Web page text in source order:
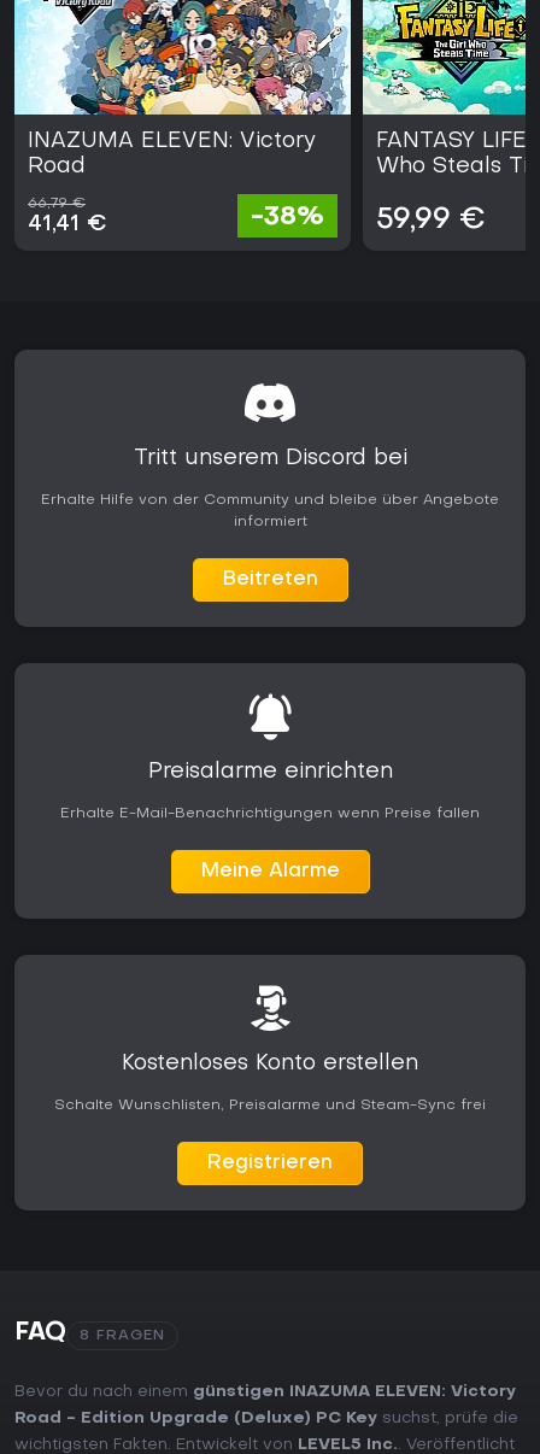
INAZUMA ELEVEN: Victory
Road
66,79 €
41,41 € -38%
FANTASY
Who Steals
59,99 €
Tritt unserem Discord bei
Erhalte Hilfe von der Community und bleibe über Angebote
informiert
Beitreten
Preisalarme einrichten
Erhalte E-Mail-Benachrichtigungen wenn Preise fallen
Meine Alarme
Kostenloses Konto erstellen
Schalte Wunschlisten, Preisalarme und Steam-Sync frei
Registrieren
FAQ 8 FRAGEN
Bevor du nach einem günstigen INAZUMA ELEVEN: Victory
Road - Edition Upgrade (Deluxe) PC Key suchst, prüfe die
wichtigsten Fakten. Entwickelt von
LEVEL5 Inc.. Veröffentlicht